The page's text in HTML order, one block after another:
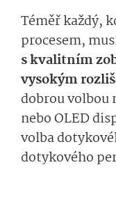
Téměř každý,
procesem,
s kvalitním
vysokým
dobrou volbou
nebo OLED
volba
dotykového